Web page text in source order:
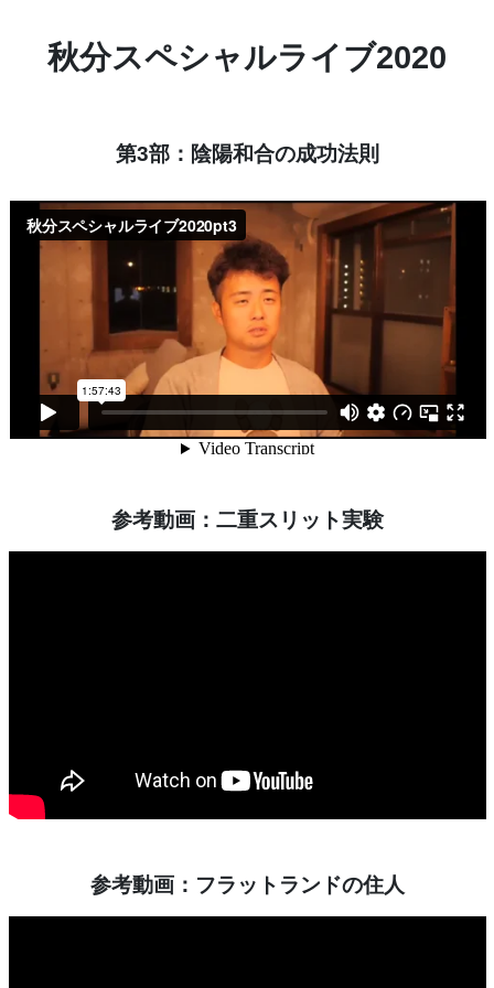
秋分スペシャルライブ2020
第3部：陰陽和合の成功法則
参考動画：二重スリット実験
参考動画：フラットランドの住人